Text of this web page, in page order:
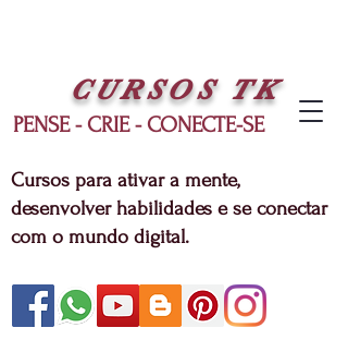
CURSOS TK
PENSE - CRIE - CONECTE-SE
Cursos para ativar a mente,
desenvolver habilidades e se conectar
com o mundo digital.